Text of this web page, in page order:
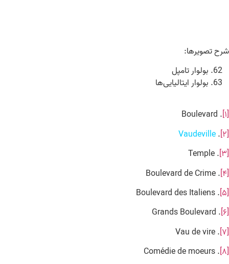
شرح تصویرها:
بولوار تامپل
بولوار ایتالیایی‌ها
[۱] . Boulevard
[۲] .
Vaudeville
[۳]
. Temple
[۴] . Boulevard de Crime
[۵] . Boulevard des Italiens
[۶] . Grands Boulevard
[۷] . Vau de vire
[۸] . Comédie de moeurs